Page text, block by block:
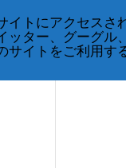
イトにアクセスさ
ッター、グーグル
サイトをご利用す